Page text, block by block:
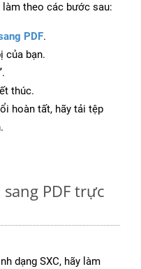
làm theo các bước sau:
PDF.
của bạn.
.
thúc.
hoàn tất, hãy tải tệp
PDF trực
dạng SXC, hãy làm